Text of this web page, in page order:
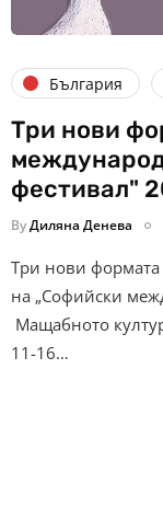
България
Три нови
фестивал"
ByДиляна Денева
Три нови формата
на „Софийски
Мащабното
11-16…